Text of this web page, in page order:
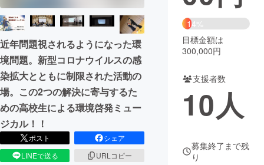
ビジネス・起業 チャレンジ
まちづくり・地域活性化
CAMPFIRE for Social Good
CAMPFIRE Creation
CAMPFIREふるさと納税machi-ya コミュニティ
近年問題視されるようになった環
境問題。新型コロナウイルスの感
染拡大とともに制限された活動の
場。この2つの解決に寄与するた
めの高校生による環境啓発ミュー
ジカル！！
ポスト
シェア
LINEで送る
URLコピー
14%
目標金額は
300,000円
支援者数
10人
募集終了まで残
り